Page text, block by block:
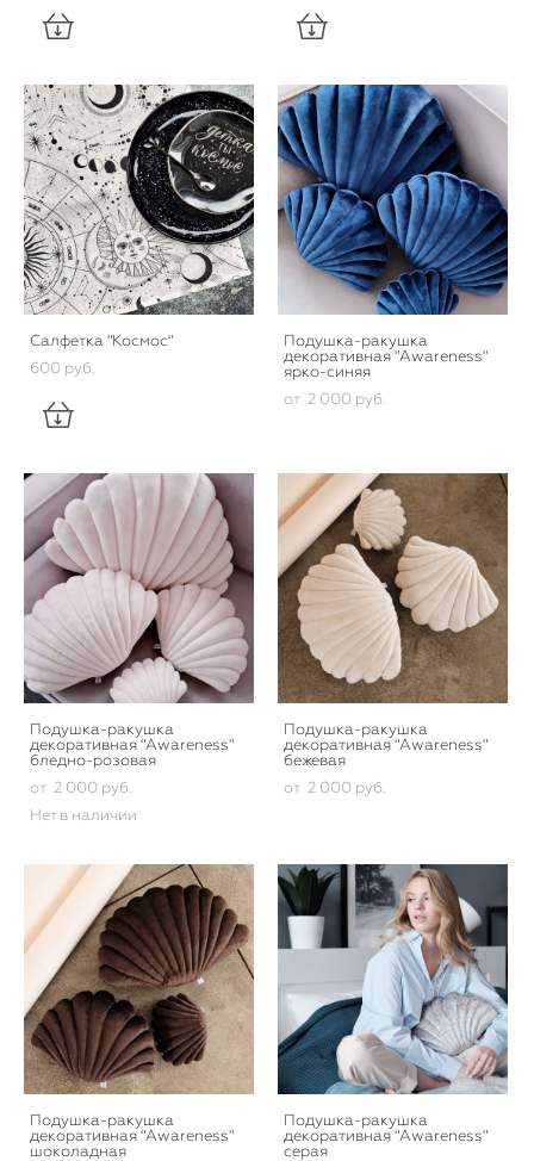
Салфетка "Космос"
600 pуб.
Подушка-ракушка
декоративная "Awareness"
ярко-синяя
от 2 000 pуб.
Подушка-ракушка
декоративная "Awareness"
бледно-розовая
от 2 000 pуб.
Нет в наличии
Подушка-ракушка
декоративная "Awareness"
бежевая
от 2 000 pуб.
Подушка-ракушка
декоративная "Awareness"
шоколадная
Подушка-ракушка
декоративная "Awareness"
серая